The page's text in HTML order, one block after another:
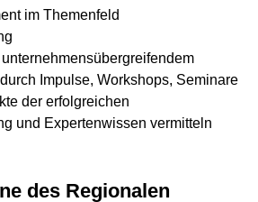
im Themenfeld
Impulse, Workshops, Seminare
der erfolgreichen
und Expertenwissen vermitteln